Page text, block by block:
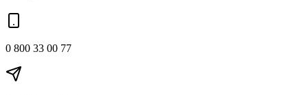
0 800 33 00 77